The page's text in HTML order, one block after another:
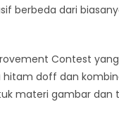
berbeda dari
Contest
hitam doff dan
materi gambar dan